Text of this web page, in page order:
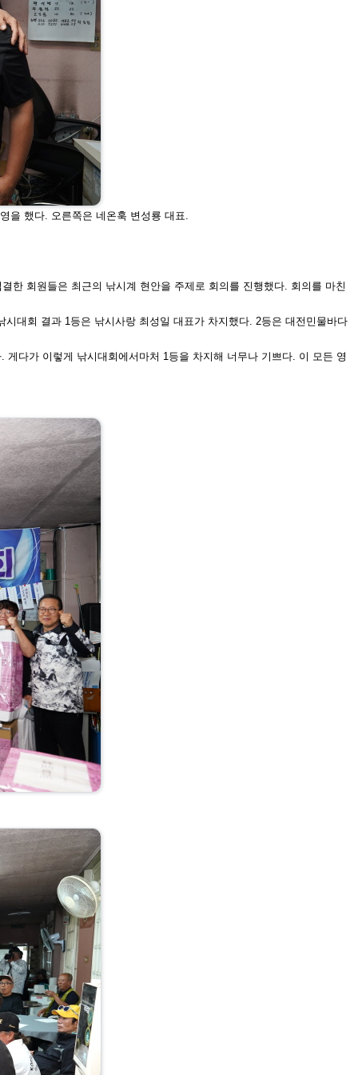
을 했다. 오른쪽은 네 온훅 변성룡 대표.
한 회원들은 최근의 낚시계 현안을 주제 로 회의를 진행했다. 회의를 마친
시대회 결과 1등은 낚시사랑 최성일 대표가 차지했다. 2등은 대전 민물바다
게다가 이 렇게 낚시대회에서마처 1등을 차지해 너무나 기쁘다. 이 모든 영